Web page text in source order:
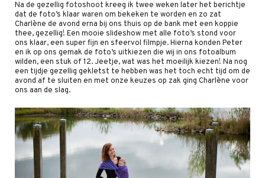
Na de gezellig fotoshoot kreeg ik twee weken later het berichtje
dat de foto’s klaar waren om bekeken te worden en zo zat
Charlène de avond erna bij ons thuis op de bank met een koppie
thee, gezellig! Een mooie slideshow met alle foto’s stond voor
ons klaar, een super fijn en sfeervol filmpje. Hierna konden Peter
en ik op ons gemak de foto’s uitkiezen die wij in ons fotoalbum
wilden, een stuk of 12. Jeetje, wat was het moeilijk kiezen! Na nog
een tijdje gezellig gekletst te hebben was het toch echt tijd om de
avond af te sluiten en met onze keuzes op zak ging Charlène voor
ons aan de slag.